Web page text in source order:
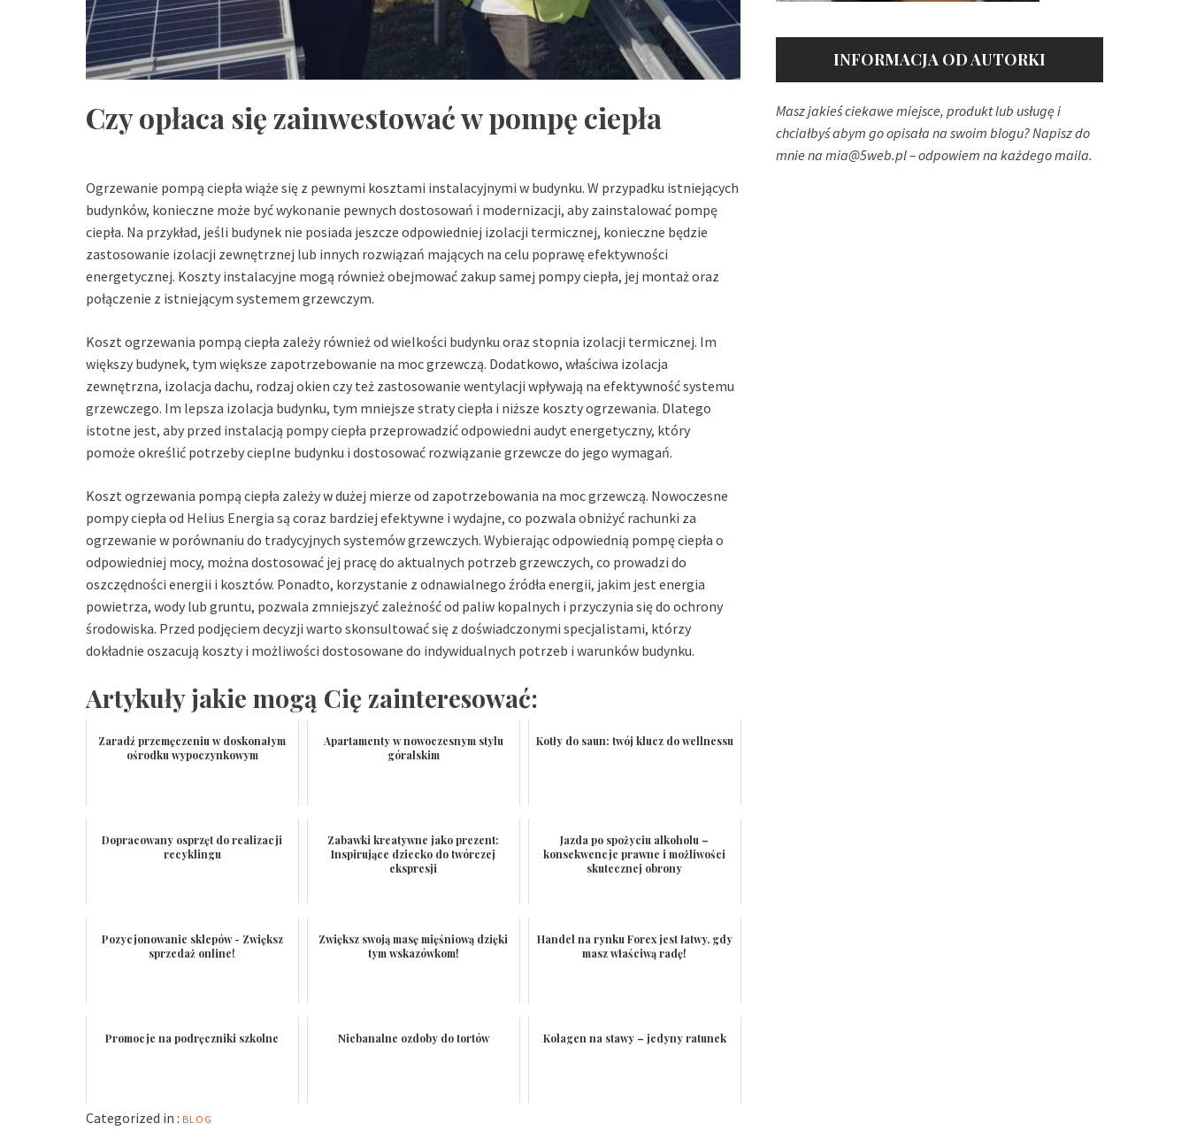
Czy opłaca się zainwestować w pompę ciepła
Ogrzewanie pompą ciepła wiąże się z pewnymi kosztami instalacyjnymi w budynku. W przypadku istniejących
budynków, konieczne może być wykonanie pewnych dostosowań i modernizacji, aby zainstalować pompę
ciepła. Na przykład, jeśli budynek nie posiada jeszcze odpowiedniej izolacji termicznej, konieczne będzie
zastosowanie izolacji zewnętrznej lub innych rozwiązań mających na celu poprawę efektywności
energetycznej. Koszty instalacyjne mogą również obejmować zakup samej pompy ciepła, jej montaż oraz
połączenie z istniejącym systemem grzewczym.
Koszt ogrzewania pompą ciepła zależy również od wielkości budynku oraz stopnia izolacji termicznej. Im
większy budynek, tym większe zapotrzebowanie na moc grzewczą. Dodatkowo, właściwa izolacja
zewnętrzna, izolacja dachu, rodzaj okien czy też zastosowanie wentylacji wpływają na efektywność systemu
grzewczego. Im lepsza izolacja budynku, tym mniejsze straty ciepła i niższe koszty ogrzewania. Dlatego
istotne jest, aby przed instalacją pompy ciepła przeprowadzić odpowiedni audyt energetyczny, który
pomoże określić potrzeby cieplne budynku i dostosować rozwiązanie grzewcze do jego wymagań.
Koszt ogrzewania pompą ciepła zależy w dużej mierze od zapotrzebowania na moc grzewczą. Nowoczesne
pompy ciepła od Helius Energia są coraz bardziej efektywne i wydajne, co pozwala obniżyć rachunki za
ogrzewanie w porównaniu do tradycyjnych systemów grzewczych. Wybierając odpowiednią pompę ciepła o
odpowiedniej mocy, można dostosować jej pracę do aktualnych potrzeb grzewczych, co prowadzi do
oszczędności energii i kosztów. Ponadto, korzystanie z odnawialnego źródła energii, jakim jest energia
powietrza, wody lub gruntu, pozwala zmniejszyć zależność od paliw kopalnych i przyczynia się do ochrony
środowiska. Przed podjęciem decyzji warto skonsultować się z doświadczonymi specjalistami, którzy
dokładnie oszacują koszty i możliwości dostosowane do indywidualnych potrzeb i warunków budynku.
Artykuły jakie mogą Cię zainteresować:
Zaradź przemęczeniu w doskonałym
ośrodku wypoczynkowym
Apartamenty w nowoczesnym stylu
góralskim
Kotły do saun: twój klucz do wellnessu
Dopracowany osprzęt do realizacji
recyklingu
Zabawki kreatywne jako prezent:
Inspirujące dziecko do twórczej
ekspresji
Jazda po spożyciu alkoholu –
konsekwencje prawne i możliwości
skutecznej obrony
Pozycjonowanie sklepów - Zwiększ
sprzedaż online!
Zwiększ swoją masę mięśniową dzięki
tym wskazówkom!
Handel na rynku Forex jest łatwy, gdy
masz właściwą radę!
Promocje na podręczniki szkolne Niebanalne ozdoby do tortów Kolagen na stawy – jedyny ratunek
Categorized in : BLOG
INFORMACJA OD AUTORKI
Masz jakieś ciekawe miejsce, produkt lub usługę i
chciałbyś abym go opisała na swoim blogu? Napisz do
mnie na mia@5web.pl– odpowiem na każdego maila.